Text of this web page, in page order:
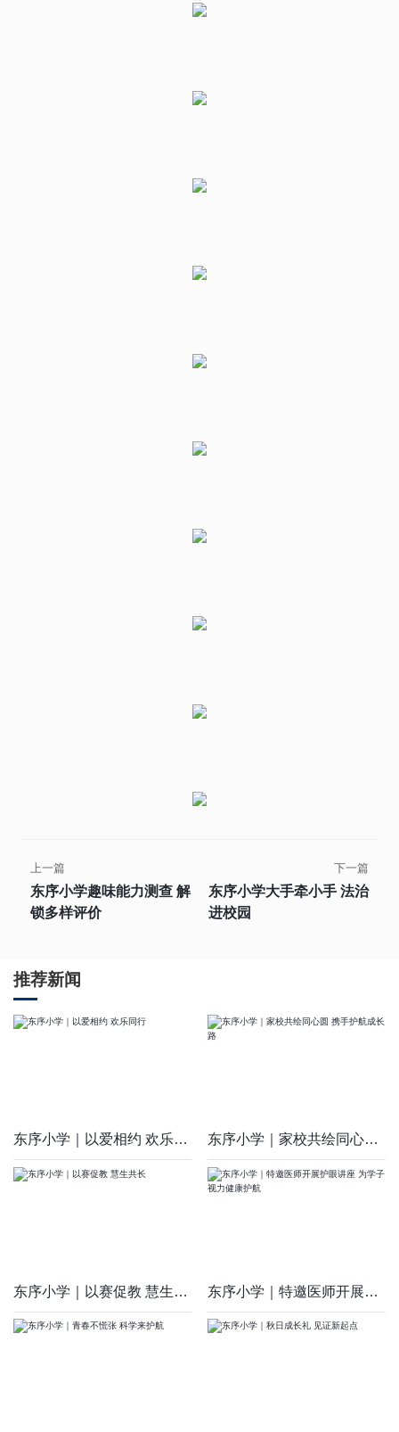
上一篇
东序小学趣味能力测查 解
锁多样评价
下一篇
东序小学大手牵小手 法治
进校园
推荐新闻
东序小学｜以爱相约 欢乐同行 东序小学｜家校共绘同心圆 携手护航成长路
东序小学｜以赛促教 慧生共长 东序小学｜特邀医师开展护眼讲座 为学子视力健康护航